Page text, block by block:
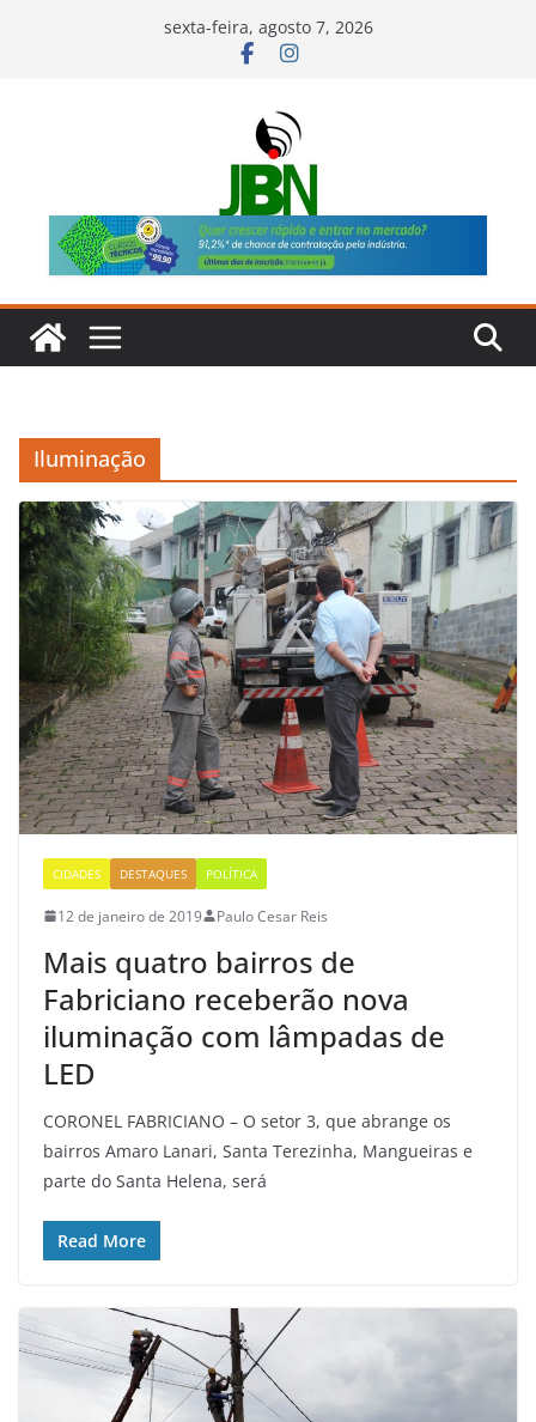
sexta-feira, agosto 7, 2026
Iluminação
CIDADES DESTAQUES POLÍTICA
12 de janeiro de 2019 Paulo Cesar Reis
Mais quatro bairros de
Fabriciano receberão nova
iluminação com lâmpadas de
LED
CORONEL FABRICIANO – O setor 3, que abrange os
bairros Amaro Lanari, Santa Terezinha, Mangueiras e
parte do Santa Helena, será
Read More